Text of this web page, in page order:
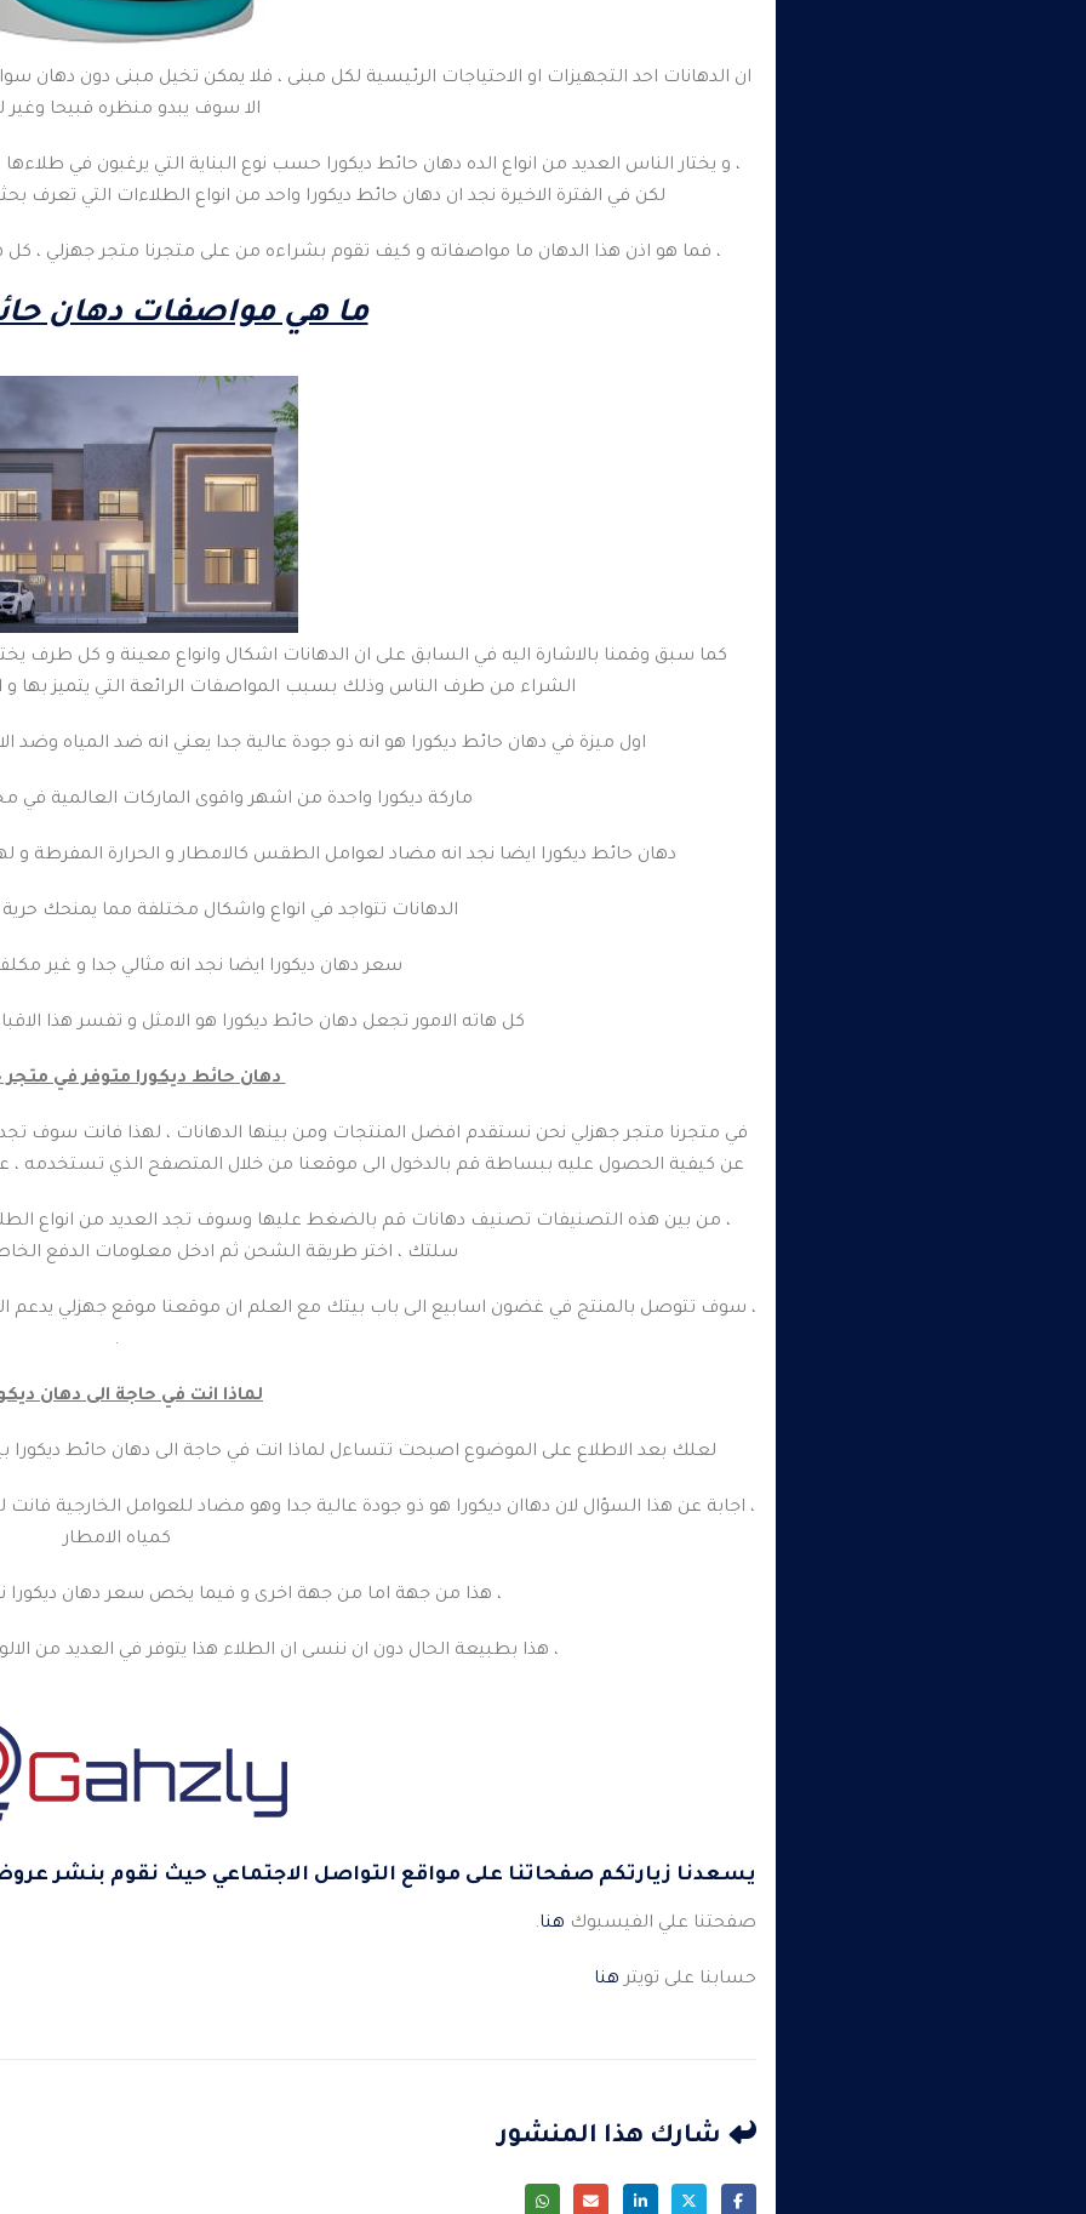
ان الدهانات احد التجهيزات او الاحتياجات الرئيسية لكل مبنى ، فلا يمكن تخيل مبنى دون دهان
الا سوف يبدو منظره قبيحا وغير
، و يختار الناس العديد من انواع الده دهان حائط ديكورا حسب نوع البناية التي يرغبون في
لكن في الفترة الاخيرة نجد ان دهان حائط ديكورا واحد من انواع الطلاءات التي تعرف
، فما هو اذن هذا الدهان ما مواصفاته و كيف تقوم بشراءه من على متجرنا متجر جهزلي
ما هي مواصفات دهان
كما سبق وقمنا بالاشارة اليه في السابق على ان الدهانات اشكال وانواع معينة و كل طرف يختار
الشراء من طرف الناس وذلك بسبب المواصفات الرائعة التي يتميز بها و
اول ميزة في دهان حائط ديكورا هو انه ذو جودة عالية جدا يعني انه ضد المياه وضد
ماركة ديكورا واحدة من اشهر واقوى الماركات العالمية في
دهان حائط ديكورا ايضا نجد انه مضاد لعوامل الطقس كالامطار و الحرارة
الدهانات تتواجد في انواع واشكال مختلفة مما يمنحك
سعر دهان ديكورا ايضا نجد انه مثالي جدا و غير مكلف
كل هاته الامور تجعل دهان حائط ديكورا هو الامثل و تفسر هذا
دهان حائط ديكورا متوفر في
في متجرنا متجر جهزلي نحن نستقدم افضل المنتجات ومن بينها الدهانات ، لهذا فانت سوف
عن كيفية الحصول عليه ببساطة قم بالدخول الى موقعنا من خلال المتصفح الذي
، من بين هذه التصنيفات تصنيف دهانات قم بالضغط عليها وسوف تجد العديد من انواع
سلتك ، اختر طريقة الشحن ثم ادخل معلومات الدفع
، سوف تتوصل بالمنتج في غضون اسابيع الى باب بيتك مع العلم ان موقعنا موقع جهزلي يدعم
.
لماذا انت في حاجة الى دهان
لعلك بعد الاطلاع على الموضوع اصبحت تتساءل لماذا انت في حاجة الى دهان حائط ديكورا
، اجابة عن هذا السؤال لان دهاان ديكورا هو ذو جودة عالية جدا وهو مضاد للعوامل الخارجية
كمياه الامطار
، هذا من جهة اما من جهة اخرى و فيما يخص سعر دهان ديكورا
، هذا بطبيعة الحال دون ان ننسى ان الطلاء هذا يتوفر في العديد من
يسعدنا زيارتكم صفحاتنا على مواقع التواصل الاجتماعي حيث نقوم بنشر
صفحتنا علي الفيسبوك هنا.
حسابنا على تويتر هنا
شارك هذا المنشور